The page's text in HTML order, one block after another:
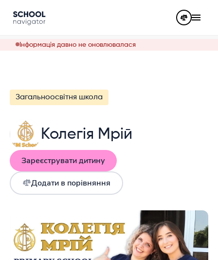
Інформація давно не оновлювалася
Загальноосвітня школа
Колегія Мрій
Зареєструвати дитину
Додати в порівняння